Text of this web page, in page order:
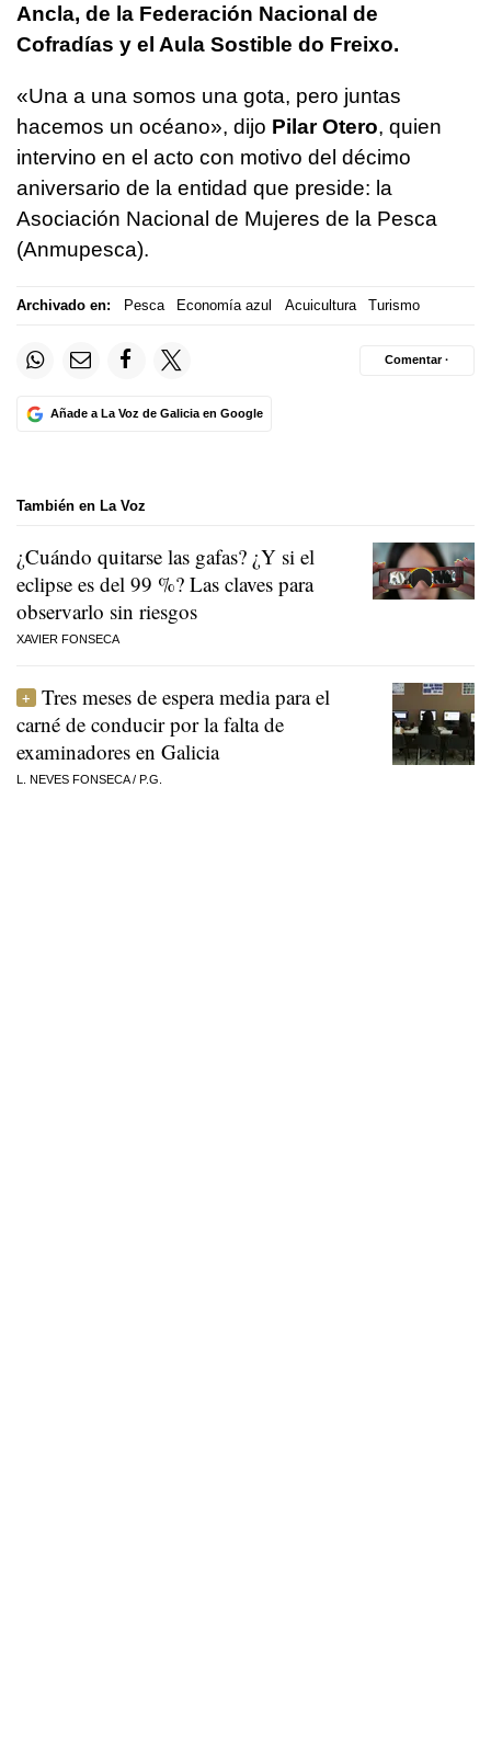
Ancla, de la Federación Nacional de
Cofradías y el Aula Sostible do Freixo.
«Una a una somos una gota, pero juntas
hacemos un océano», dijo Pilar Otero, quien
intervino en el acto con motivo del décimo
aniversario de la entidad que preside: la
Asociación Nacional de Mujeres de la Pesca
(Anmupesca).
Archivado en: Pesca Economía azul Acuicultura Turismo
Añade a La Voz de Galicia en Google
Comentar ·
También en La Voz
¿Cuándo quitarse las gafas? ¿Y si el
eclipse es del 99 %? Las claves para
observarlo sin riesgos
XAVIER FONSECA
Tres meses de espera media para el
carné de conducir por la falta de
examinadores en Galicia
L. NEVES FONSECA/ P.G.